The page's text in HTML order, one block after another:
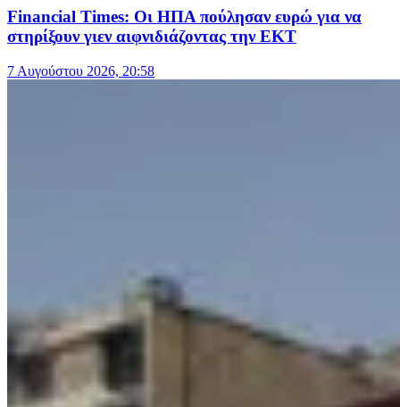
Financial Times: Οι ΗΠΑ πούλησαν ευρώ για να
στηρίξουν γιεν αιφνιδιάζοντας την ΕΚΤ
7 Αυγούστου 2026, 20:58